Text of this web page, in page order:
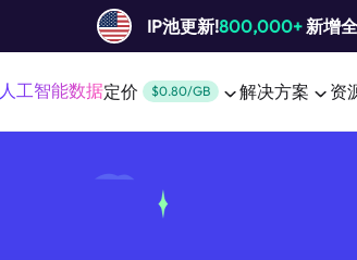
IP池更新!800,000+新增
人工智能数据定价 $0.80/GB 解决方案 资